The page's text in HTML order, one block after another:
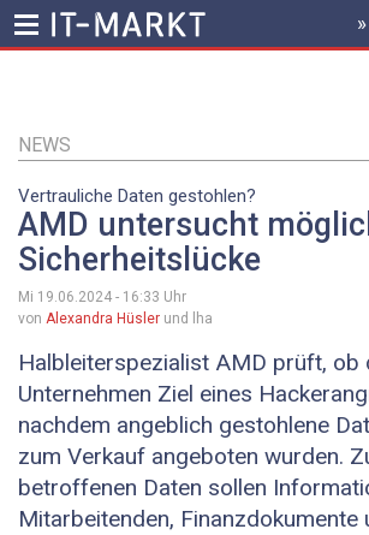
Inhalt
HEADER
MENU
NEWS
Vertrauliche Daten gestohlen?
AMD untersucht
Sicherheitslücke
Mi 19.06.2024 - 16:33 Uhr
von Alexandra Hüsler und lha
Halbleiterspezialist AMD prüft, ob
Unternehmen Ziel eines
nachdem angeblich gestohlene
zum Verkauf angeboten wurden.
betroffenen Daten sollen
Mitarbeitenden, Finanzdokumente